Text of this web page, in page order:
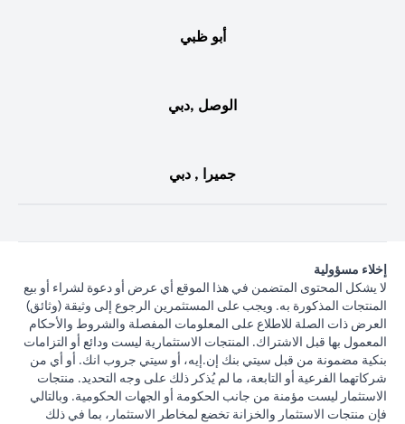
أبو ظبي
الوصل ,دبي
جميرا , دبي
إخلاء مسؤولية
لا يشكل المحتوى المتضمن في هذا الموقع أي عرض أو دعوة لشراء أو بيع
المنتجات المذكورة به. ويجب على المستثمرين الرجوع إلى وثيقة (وثائق)
العرض ذات الصلة للاطلاع على المعلومات المفصلة والشروط والأحكام
المعمول بها قبل الاشتراك. المنتجات الاستثمارية ليست ودائع أو التزامات
بنكية مضمونة من قبل سيتي بنك إن.إيه، أو سيتي جروب انك. أو أي من
شركاتهما الفرعية أو التابعة، ما لم يُذكر ذلك على وجه التحديد. منتجات
الاستثمار ليست مؤمنة من جانب الحكومة أو الجهات الحكومية. وبالتالي
فإن منتجات الاستثمار والخزانة تخضع لمخاطر الاستثمار، بما في ذلك